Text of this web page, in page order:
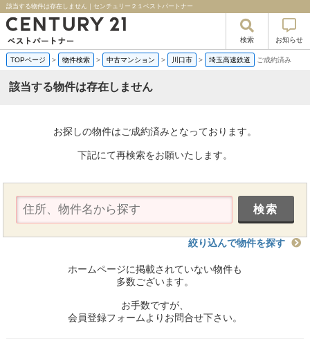
該当する物件は存在しません｜センチュリー２１ベストパートナー
検索 お知らせ
TOPページ > 物件検索 > 中古マンション > 川口市 > 埼玉高速鉄道 ご成約済み
該当する物件は存在しません
お探しの物件はご成約済みとなっております。
下記にて再検索をお願いたします。
絞り込んで物件を探す
ホームページに掲載されていない物件も
多数ございます。
お手数ですが、
会員登録フォームよりお問合せ下さい。